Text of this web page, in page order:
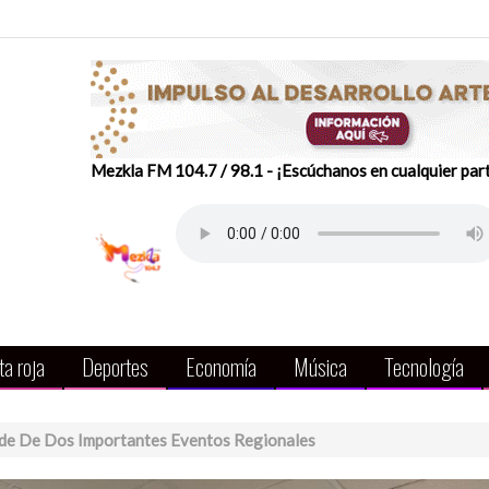
Mezkla FM 104.7 / 98.1 - ¡Escúchanos en cualquier
roja Deportes Economía Música Tecnología
De Dos Importantes Eventos Regionales